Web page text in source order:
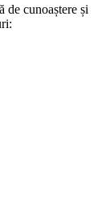
de cunoaștere și